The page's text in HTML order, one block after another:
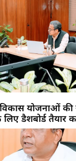
योजनाओं की
डैशबोर्ड तैयार